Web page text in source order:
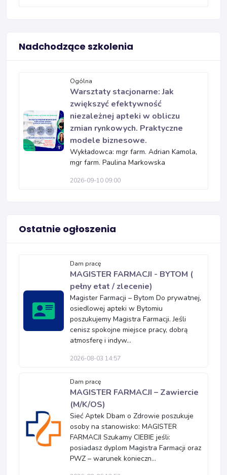
Nadchodzące szkolenia
Ogólna
Warsztaty stacjonarne: Jak
zwiększyć efektywność
niezależnej apteki w obliczu
zmian rynkowych. Praktyczne
modele biznesowe.
Wykładowca: mgr farm. Adrian Kamola,
mgr farm. Paulina Markowska
2026-09-10 09:00
Ostatnie ogłoszenia
Dam pracę
MAGISTER FARMACJI - BYTOM (
pełny etat / zlecenie)
Magister Farmacji – Bytom Do prywatnej,
osiedlowej apteki w Bytomiu
poszukujemy Magistra Farmacji. Jeśli
cenisz spokojne miejsce pracy, dobrą
atmosferę i indyw...
2026-08-03 14:57
Dam pracę
MAGISTER FARMACJI – Zawiercie
(M/K/OS)
Sieć Aptek Dbam o Zdrowie poszukuje
osoby na stanowisko: MAGISTER
FARMACJI Szukamy CIEBIE jeśli:
posiadasz dyplom Magistra Farmacji oraz
PWZ – warunek konieczn...